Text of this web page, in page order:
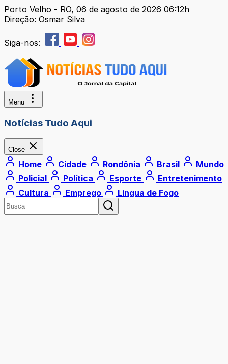
Porto Velho - RO, 06 de agosto de 2026 06:12h
Direção: Osmar Silva
Siga-nos:
Menu
Notícias Tudo Aqui
Close
Home Cidade Rondônia Brasil
Mundo
Policial
Política Esporte
Entretenimento
Cultura
Emprego Língua de Fogo